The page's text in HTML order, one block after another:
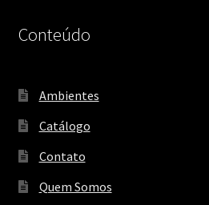
Conteúdo
Ambientes
Catálogo
Contato
Quem Somos